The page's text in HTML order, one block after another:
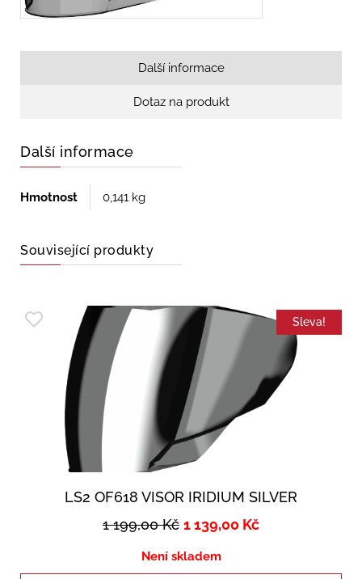
Další informace
Dotaz na produkt
Další informace
Hmotnost 0,141 kg
Související produkty
Sleva!
LS2 OF618 VISOR IRIDIUM SILVER
1 199,00Kč 1 139,00 Kč
Není skladem